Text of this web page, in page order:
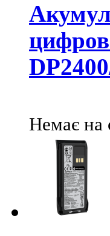
Немає на